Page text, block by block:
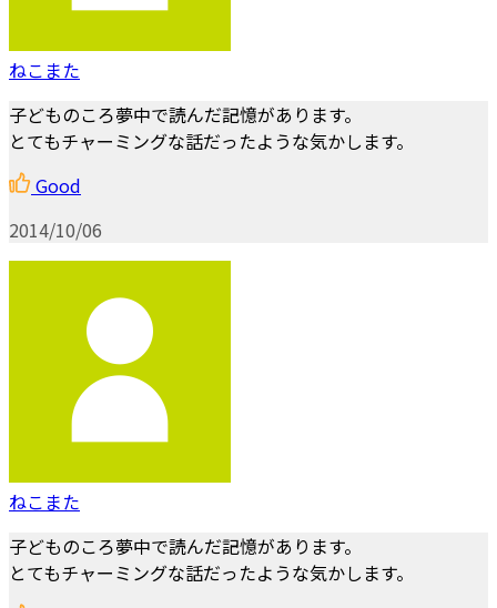
ねこまた
子どものころ夢中で読んだ記憶があります。
とてもチャーミングな話だったような気かします。
Good
2014/10/06
ねこまた
子どものころ夢中で読んだ記憶があります。
とてもチャーミングな話だったような気かします。